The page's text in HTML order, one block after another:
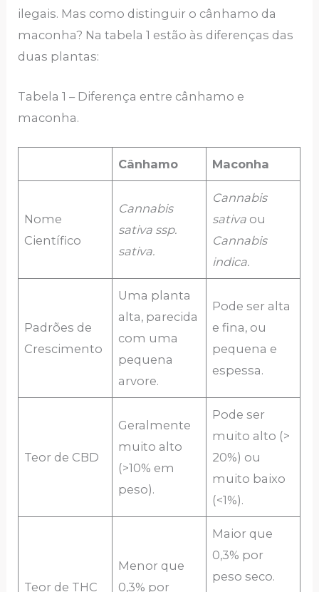
ilegais. Mas como distinguir o cânhamo da
maconha? Na tabela 1 estão às diferenças das
duas plantas:
Tabela 1 – Diferença entre cânhamo e
maconha.
Cânhamo Maconha
Nome
Científico
Cannabis
sativa ssp.
sativa.
Cannabis
sativa ou
Cannabis
indica.
Padrões de
Crescimento
Uma planta
alta, parecida
com uma
pequena
arvore.
Pode ser alta
e fina, ou
pequena e
espessa.
Teor de CBD
Geralmente
muito alto
(>10% em
peso).
Pode ser
muito alto (>
20%) ou
muito baixo
(<1%).
Teor de THC
Menor que
0,3% por
Maior que
0,3% por
peso seco.